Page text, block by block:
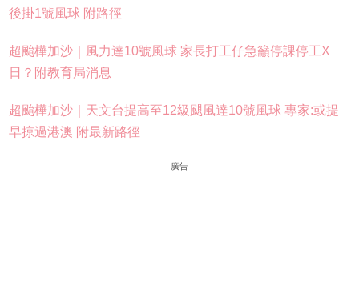
後掛1號風球 附路徑
超颱樺加沙｜風力達10號風球 家長打工仔急籲停課停工X
日？附教育局消息
超颱樺加沙｜天文台提高至12級颶風達10號風球 專家:或提
早掠過港澳 附最新路徑
廣告